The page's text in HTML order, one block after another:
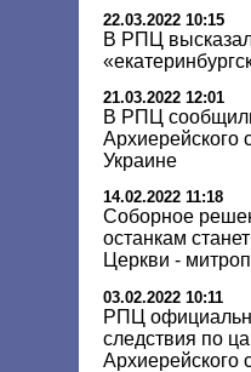
22.03.2022 10:15
В РПЦ
21.03.2022 12:01
В РПЦ
Архиерейского
Украине
14.02.2022 11:18
Соборное
останкам
Церкви -
03.02.2022 10:11
РПЦ
следствия по
Архиерейского